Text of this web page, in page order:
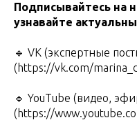
Подписывайтесь на
узнавайте
🔹 VK (экспертные
(https://vk.com/
🔹 YouTube (видео,
(https://